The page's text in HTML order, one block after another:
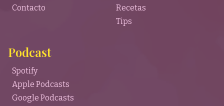
Contacto
Recetas
Tips
Podcast
Spotify
Apple Podcasts
Google Podcasts